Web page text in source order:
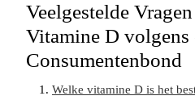
Veelgestelde
Vitamine D volgens
Consumentenbond
Welke vitamine D is het